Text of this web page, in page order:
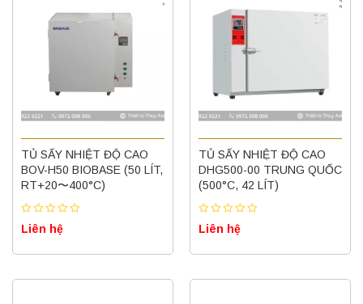
TỦ SẤY NHIỆT ĐỘ CAO
BOV-H50 BIOBASE (50 LÍT,
RT+20〜400°C)
Liên hệ
TỦ SẤY NHIỆT ĐỘ CAO
DHG500-00 TRUNG QUỐC
(500°C, 42 LÍT)
Liên hệ